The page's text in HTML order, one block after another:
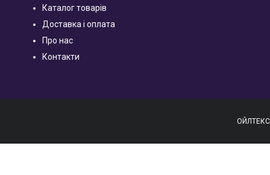
Каталог товарів
Доставка і оплата
Про нас
Контакти